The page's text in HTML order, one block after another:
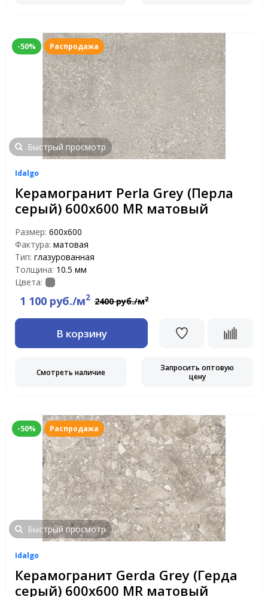
-50% Распродажа
Быстрый просмотр
Idalgo
Керамогранит Perla Grey (Перла
серый) 600х600 MR матовый
Размер: 600х600
Фактура: матовая
Тип: глазурованная
Толщина: 10.5 мм
Цвета:
1 100 руб./м2 2400 руб./м2
В корзину
Смотреть наличие
Запросить оптовую
цену
-50% Распродажа
Быстрый просмотр
Idalgo
Керамогранит Gerda Grey (Герда
серый) 600х600 MR матовый